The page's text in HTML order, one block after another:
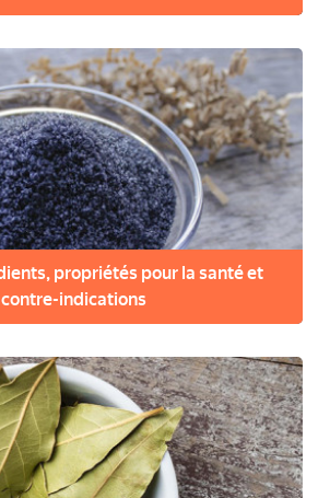
propriétés pour la santé et
contre-indications